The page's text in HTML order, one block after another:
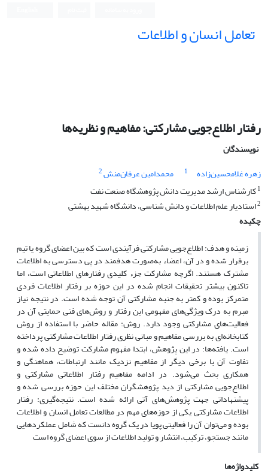
تعامل انسان و اطلاعات
رفتار اطلاع‌جویی مشارکتی: مفاهیم و نظریه‌ها
نویسندگان
زهره غلامحسین‌زاده
1 محمدامین عرفان‌منش2
1کارشناس ارشد مدیریت دانش پژوهشگاه صنعت نفت
2استادیار علم اطلاعات و دانش شناسی، دانشگاه شهید بهشتی
چکیده
زمینه و هدف: اطلاع‌جویی مشارکتی فرآیندی است که بین اعضای گروه یا تیم
برقرار شده و در آن، اعضاء به‌صورت هدفمند در پی دسترسی به اطلاعات
مشترک هستند. اگرچه مشارکت جزء کلیدی رفتارهای اطلاعاتی است، اما
تاکنون بیشتر تحقیقات انجام شده در این حوزه بر رفتار اطلاعات فردی
متمرکز بوده و کمتر به جنبه مشارکتی آن توجه شده است. در نتیجه نیاز
مبرم به درک ویژگی‌های مفهومی این رفتار و روش‌های فنی حمایتی آن در
فعالیت‌های مشارکتی وجود دارد. روش: مقاله حاضر با استفاده از روش
کتابخانه‌ای به بررسی مفاهیم و مبانی نظری رفتار اطلاعات مشارکتی پرداخته
است. یافته‌ها: در این پژوهش، ابتدا مفهوم مشارکت توضیح داده شده و
تفاوت آن با برخی دیگر از مفاهیم نزدیک مانند ارتباطات، هماهنگی و
همکاری بحث می‌شود. در ادامه مفاهیم رفتار اطلاعاتی مشارکتی و
اطلاع‌جویی مشارکتی از دید پژوهشگران مختلف این حوزه بررسی شده و
پیشنهاداتی جهت پژوهش‌های آتی ارائه شده است. نتیجه‌گیری: رفتار
اطلاعات مشارکتی یکی از حوزه‌های مهم در مطالعات تعامل انسان و اطلاعات
بوده و می‌توان آن را فعالیتی پویا در یک گروه دانست که شامل عملکردهایی
مانند جستجو، ترکیب، انتشار و تولید اطلاعات از سوی اعضای گروه است
کلیدواژه‌ها